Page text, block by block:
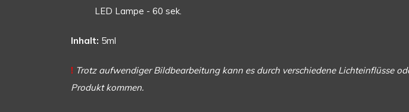
LED Lampe - 60 sek.
Inhalt: 5ml
! Trotz aufwendiger Bildbearbeitung kann es durch verschiedene Lichteinflüsse
Produkt kommen.